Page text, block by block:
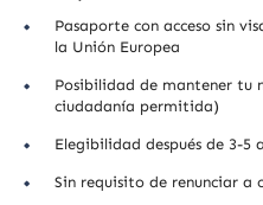
Pasaporte con acceso sin
la Unión Europea
Posibilidad de mantener tu
ciudadanía permitida)
Elegibilidad después de 3-5
Sin requisito de renunciar a